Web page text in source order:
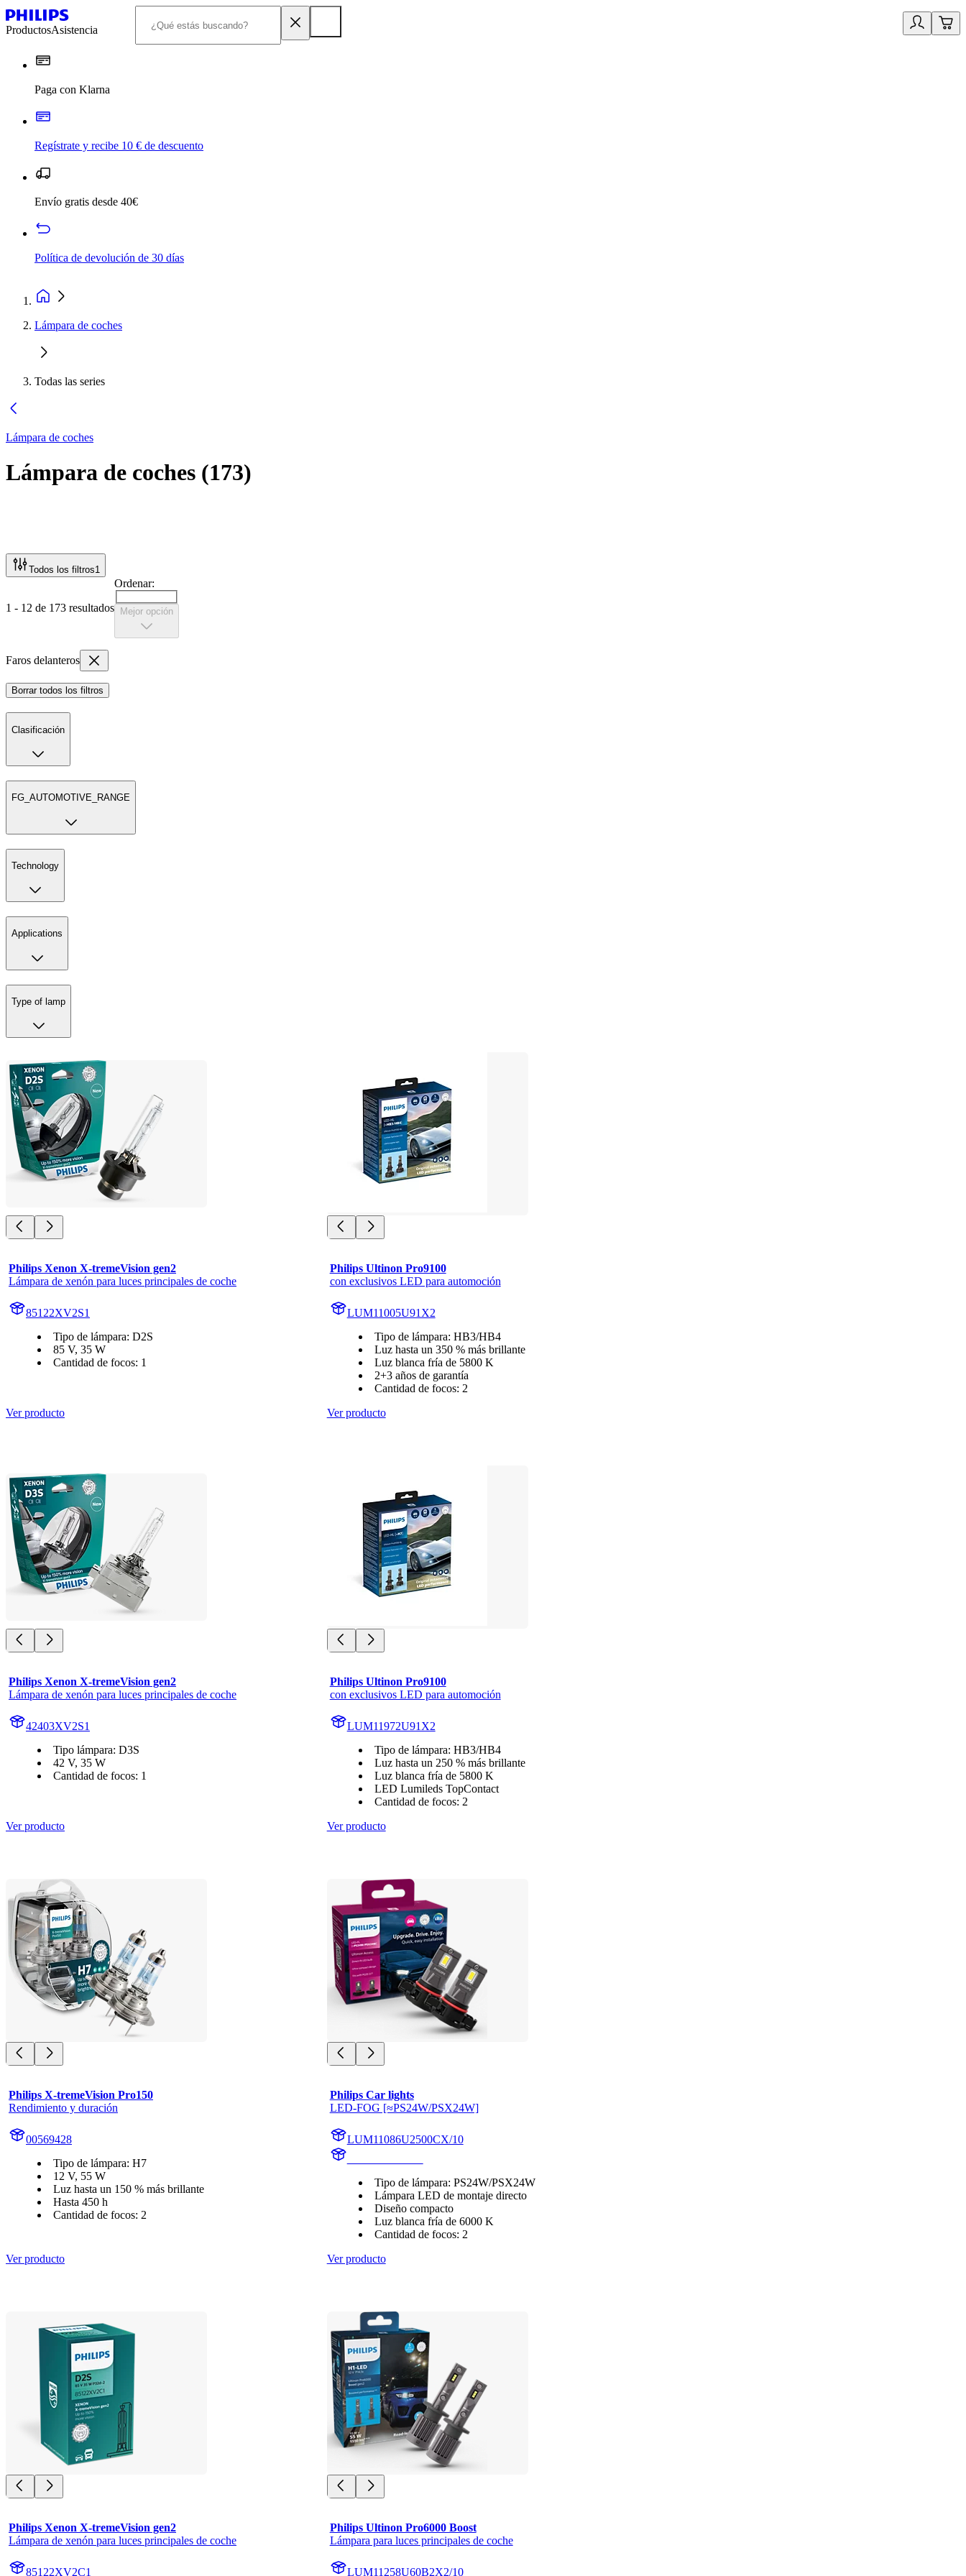
ProductosAsistencia
Paga con Klarna
Regístrate y recibe 10 € de descuento
Envío gratis desde 40€
Política de devolución de 30 días
Lámpara de coches
Todas las series
Lámpara de coches
Lámpara de coches (173)
Todos los filtros1
1 - 12 de 173 resultados
Ordenar:
Mejor opción
Faros delanteros
Borrar todos los filtros
Clasificación
FG_AUTOMOTIVE_RANGE
Technology
Applications
Type of lamp
Philips Xenon X-tremeVision gen2
Lámpara de xenón para luces principales de coche
85122XV2S1
Tipo de lámpara: D2S
85 V, 35 W
Cantidad de focos: 1
Ver producto
Philips Ultinon Pro9100
con exclusivos LED para automoción
LUM11005U91X2
Tipo de lámpara: HB3/HB4
Luz hasta un 350 % más brillante
Luz blanca fría de 5800 K
2+3 años de garantía
Cantidad de focos: 2
Ver producto
Philips Xenon X-tremeVision gen2
Lámpara de xenón para luces principales de coche
42403XV2S1
Tipo lámpara: D3S
42 V, 35 W
Cantidad de focos: 1
Ver producto
Philips Ultinon Pro9100
con exclusivos LED para automoción
LUM11972U91X2
Tipo de lámpara: HB3/HB4
Luz hasta un 250 % más brillante
Luz blanca fría de 5800 K
LED Lumileds TopContact
Cantidad de focos: 2
Ver producto
Philips X-tremeVision Pro150
Rendimiento y duración
00569428
Tipo de lámpara: H7
12 V, 55 W
Luz hasta un 150 % más brillante
Hasta 450 h
Cantidad de focos: 2
Ver producto
Philips Car lights
LED-FOG [≈PS24W/PSX24W]
LUM11086U2500CX/10
Tipo de lámpara: PS24W/PSX24W
Lámpara LED de montaje directo
Diseño compacto
Luz blanca fría de 6000 K
Cantidad de focos: 2
Ver producto
Philips Xenon X-tremeVision gen2
Lámpara de xenón para luces principales de coche
85122XV2C1
Philips Ultinon Pro6000 Boost
Lámpara para luces principales de coche
LUM11258U60B2X2/10